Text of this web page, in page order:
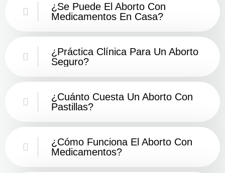
¿Se Puede El Aborto Con
Medicamentos En Casa?
¿Práctica Clínica Para Un Aborto
Seguro?
¿Cuánto Cuesta Un Aborto Con
Pastillas?
¿Cómo Funciona El Aborto Con
Medicamentos?